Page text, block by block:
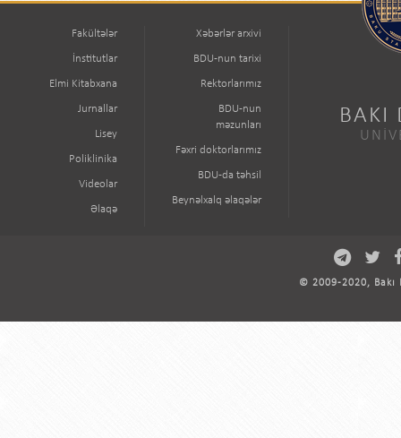
Fakültələr
İnstitutlar
Elmi Kitabxana
Jurnallar
Lisey
Poliklinika
Videolar
Əlaqə
Xəbərlər arxivi
BDU-nun tarixi
Rektorlarımız
BDU-nun
məzunları
Fəxri doktorlarımız
BDU-da təhsil
Beynəlxalq əlaqələr
BAKI
© 2009-2020,